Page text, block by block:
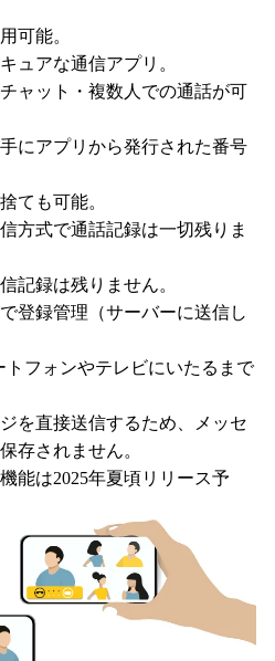
可能。
ュアな通信アプリ。
ャット・複数人での通話が可
にアプリから発行された番号
ても可能。
方式で通話記録は一切残りま
記録は残りません。
登録管理（サーバーに送信し
トフォンやテレビにいたるまで
を直接送信するため、メッセ
存されません。
能は2025年夏頃リリース予